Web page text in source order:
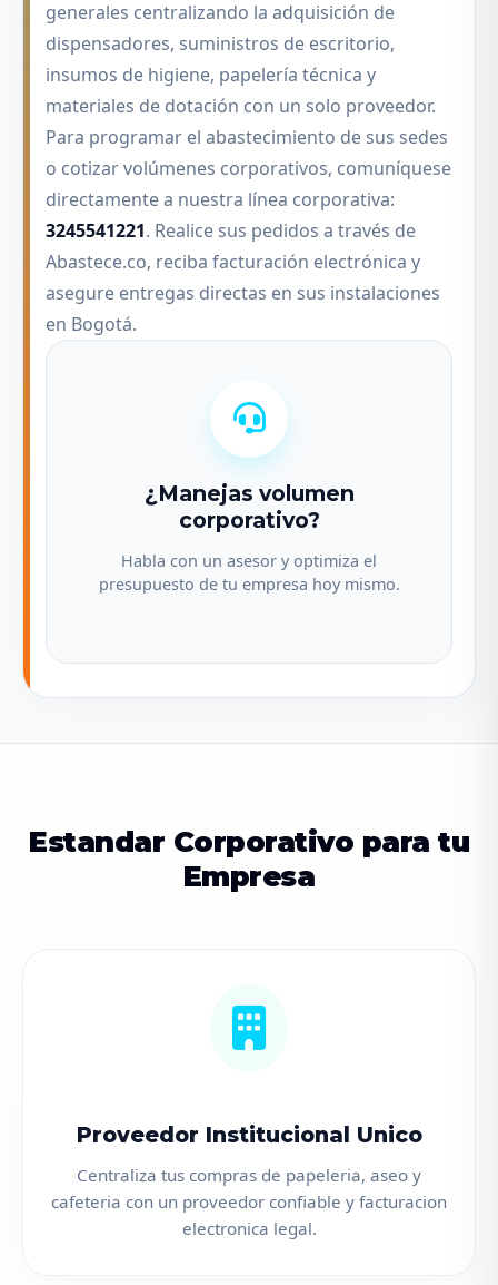
generales centralizando la adquisición de
dispensadores, suministros de escritorio,
insumos de higiene, papelería técnica y
materiales de dotación con un solo proveedor.
Para programar el abastecimiento de sus sedes
o cotizar volúmenes corporativos, comuníquese
directamente a nuestra línea corporativa:
3245541221. Realice sus pedidos a través de
Abastece.co, reciba facturación electrónica y
asegure entregas directas en sus instalaciones
en Bogotá.
¿Manejas volumen
corporativo?
Habla con un asesor y optimiza el
presupuesto de tu empresa hoy mismo.
Estandar Corporativo para tu
Empresa
Proveedor Institucional Unico
Centraliza tus compras de papeleria, aseo y
cafeteria con un proveedor confiable y facturacion
electronica legal.